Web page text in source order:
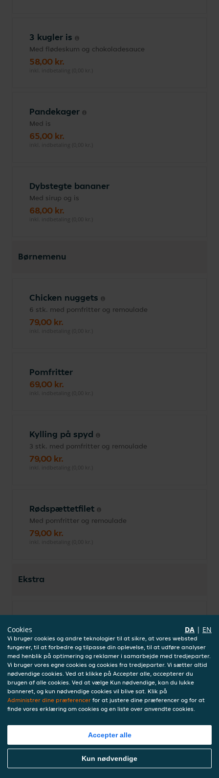
3 kugler is
Med flødeskum og chokoladesauce
58,00 kr.
inkl. indbetaling (0,00 kr.)
Pandekager
Med is
65,00 kr.
inkl. indbetaling (0,00 kr.)
Dybstegte bananer
Med sirup og is
68,00 kr.
inkl. indbetaling (0,00 kr.)
Børnemenu
Chicken nuggets
6 stk. med pomfritter og remoulade
79,00 kr.
inkl. indbetaling (0,00 kr.)
Pomfritter
69,00 kr.
inkl. indbetaling (0,00 kr.)
Kylling på spyd
3 stk. med pomfritter og remoulade
79,00 kr.
inkl. indbetaling (0,00 kr.)
Rødspættetfilet
Med pomfritter og remoulade
79,00 kr.
inkl. indbetaling (0,00 kr.)
Ekstra
30,00 kr.
inkl. indbetaling (0,00 kr.)
Sauce
30,00 kr.
inkl. indbetaling (0,00 kr.)
Ris
Bestil Mad Online
Cookies DA | EN
Vi bruger cookies og andre teknologier til at sikre, at vores websted
fungerer, til at forbedre og tilpasse din oplevelse, til at udføre analyser
med henblik på optimering og reklamer i samarbejde med tredjeparter.
Vi bruger vores egne cookies og cookies fra tredjeparter. Vi sætter altid
nødvendige cookies. Ved at klikke på Accepter alle, accepterer du
brugen af alle cookies. Ved at vælge Kun nødvendige, kan du lukke
banneret, og kun nødvendige cookies vil blive sat. Klik på
Administrer dine præferencer for at justere dine præferencer og for at
finde vores erklæring om cookies og en liste over anvendte cookies.
Accepter alle
Kun nødvendige